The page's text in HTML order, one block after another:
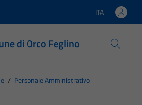
Lingua attiva:
ITA
di Orco Feglino
/ Personale Amministrativo